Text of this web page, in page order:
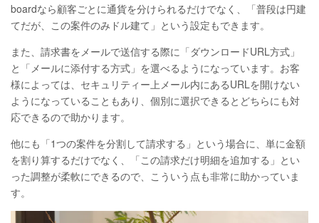
boardなら顧客ごとに通貨を分けられるだけでなく、「普段は円建
てだが、この案件のみドル建て」という設定もできます。
また、請求書をメールで送信する際に「ダウンロードURL方式」
と「メールに添付する方式」を選べるようになっています。お客
様によっては、セキュリティー上メール内にあるURLを開けない
ようになっていることもあり、個別に選択できるとどちらにも対
応できるので助かります。
他にも「1つの案件を分割して請求する」という場合に、単に金額
を割り算するだけでなく、「この請求だけ明細を追加する」とい
った調整が柔軟にできるので、こういう点も非常に助かっていま
す。